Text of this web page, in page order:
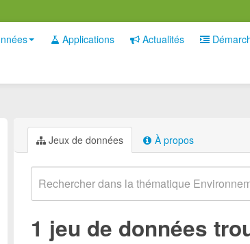
Applications Actualités
Jeux de données À propos
1 jeu de données